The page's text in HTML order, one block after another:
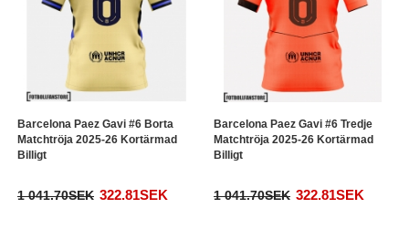
Barcelona Paez Gavi #6 Borta
Matchtröja 2025-26 Kortärmad
Billigt
1 041.70SEK 322.81SEK
Barcelona Paez Gavi #6 Tredje
Matchtröja 2025-26 Kortärmad
Billigt
1 041.70SEK 322.81SEK